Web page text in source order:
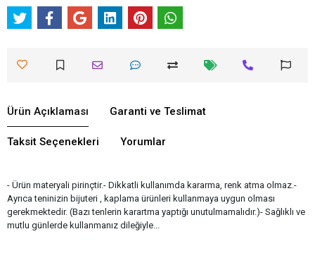
Ürün Açıklaması Garanti ve Teslimat
Taksit Seçenekleri Yorumlar
- Ürün materyali pirinçtir.- Dikkatli kullanımda kararma, renk atma olmaz.-
Ayrıca teninizin bijuteri , kaplama ürünleri kullanmaya uygun olması
gerekmektedir. (Bazı tenlerin karartma yaptığı unutulmamalıdır.)- Sağlıklı ve
mutlu günlerde kullanmanız dileğiyle...